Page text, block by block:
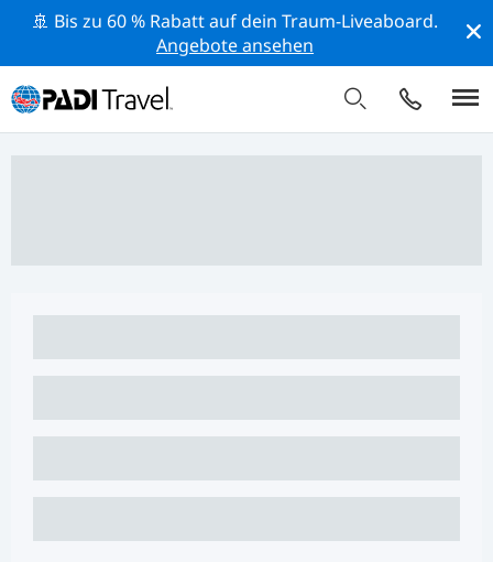
🚢 Bis zu 60 % Rabatt auf dein Traum-Liveaboard.
Angebote ansehen